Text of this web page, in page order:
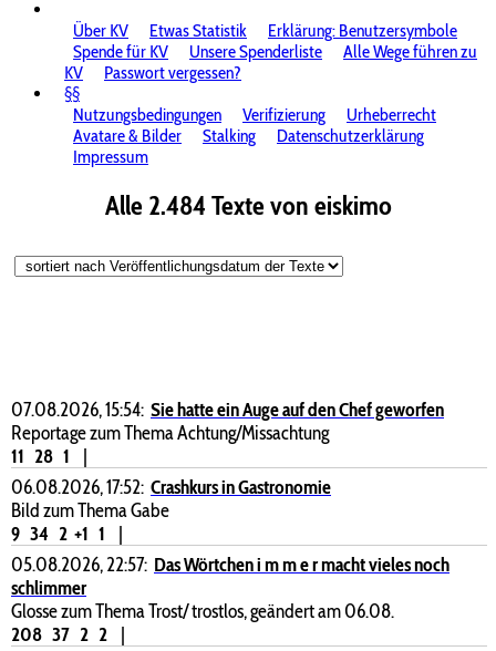
Über KV
Etwas Statistik
Erklärung: Benutzersymbole
Spende für KV
Unsere Spenderliste
Alle Wege führen zu
KV
Passwort vergessen?
§§
Nutzungsbedingungen
Verifizierung
Urheberrecht
Avatare & Bilder
Stalking
Datenschutzerklärung
Impressum
Alle 2.484 Texte von eiskimo
07.08.2026, 15:54: Sie hatte ein Auge auf den Chef geworfen
Reportage zum Thema Achtung/Missachtung
11 28 1
|
06.08.2026, 17:52: Crashkurs in Gastronomie
Bild zum Thema Gabe
9 34 2 +1 1
|
05.08.2026, 22:57: Das Wörtchen i m m e r macht vieles noch
schlimmer
Glosse zum Thema Trost/ trostlos, geändert am 06.08.
208 37 2 2
|